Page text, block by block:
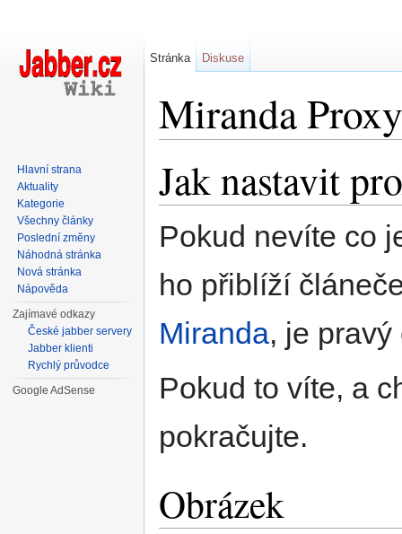
Miranda Proxy
Jak nastavit
Pokud nevíte co
ho přiblíží
Miranda, je
Pokud to víte, a
pokračujte.
Obrázek
Stránka Diskuse
Hlavní strana
Aktuality
Kategorie
Všechny články
Poslední změny
Náhodná stránka
Nová stránka
Nápověda
Zajímavé odkazy
České jabber servery
Jabber klienti
Rychlý průvodce
Google AdSense